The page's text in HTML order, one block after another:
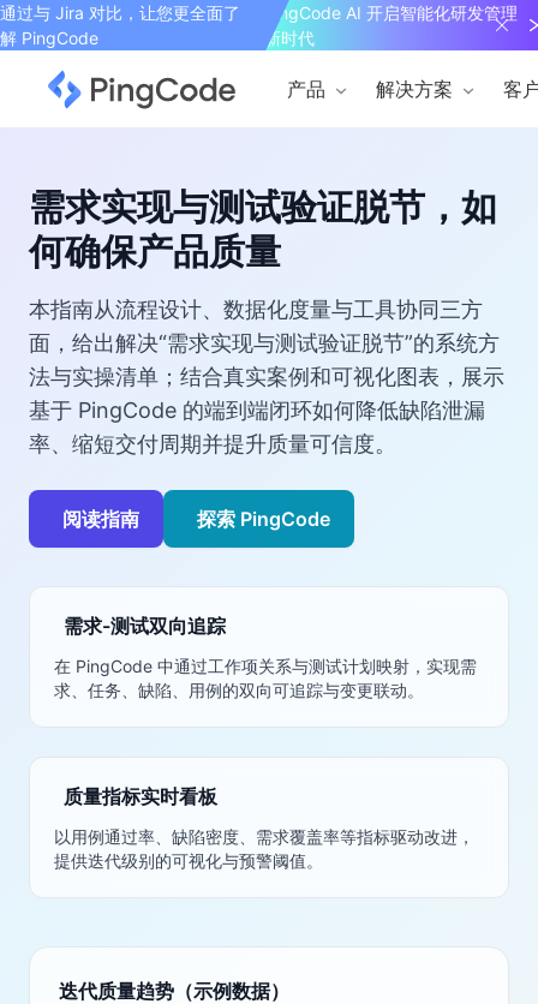
通过与 Jira 对比，让您更全面了
解 PingCode
PingCode AI 开启智能化研发管理
新时代
产品 解决方案 客
需求实现与测试验证脱节，如
何确保产品质量
本指南从流程设计、数据化度量与工具协同三方
面，给出解决“需求实现与测试验证脱节”的系统方
法与实操清单；结合真实案例和可视化图表，展示
基于 PingCode 的端到端闭环如何降低缺陷泄漏
率、缩短交付周期并提升质量可信度。
阅读指南 探索 PingCode
需求-测试双向追踪
在 PingCode 中通过工作项关系与测试计划映射，实现需
求、任务、缺陷、用例的双向可追踪与变更联动。
质量指标实时看板
以用例通过率、缺陷密度、需求覆盖率等指标驱动改进，
提供迭代级别的可视化与预警阈值。
迭代质量趋势（示例数据）